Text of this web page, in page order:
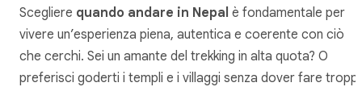
Scegliere quando andare in Nepal è fondamentale per
vivere un’esperienza piena, autentica e coerente con ciò
che cerchi. Sei un amante del trekking in alta quota? O
preferisci goderti i templi e i villaggi senza dover fare troppi